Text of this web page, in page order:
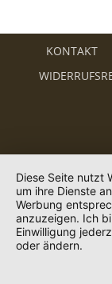
KONTAKT
Diese Seite nutzt
um ihre Dienste
Werbung
anzuzeigen. Ich
Einwilligung
oder ändern.